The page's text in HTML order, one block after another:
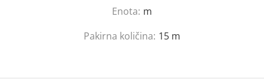
Enota: m
Pakirna količina: 15 m